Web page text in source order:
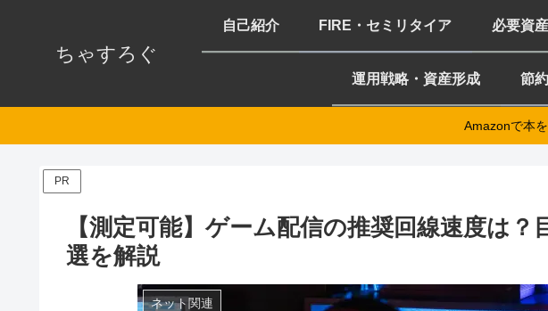
ちゃすろぐ
自己紹介 FIRE・セミリタイア 必要資
運用戦略・資産形成 節
Amazonで本
PR
【測定可能】ゲーム配信の推奨回線速度は
選を解説
ネット関連